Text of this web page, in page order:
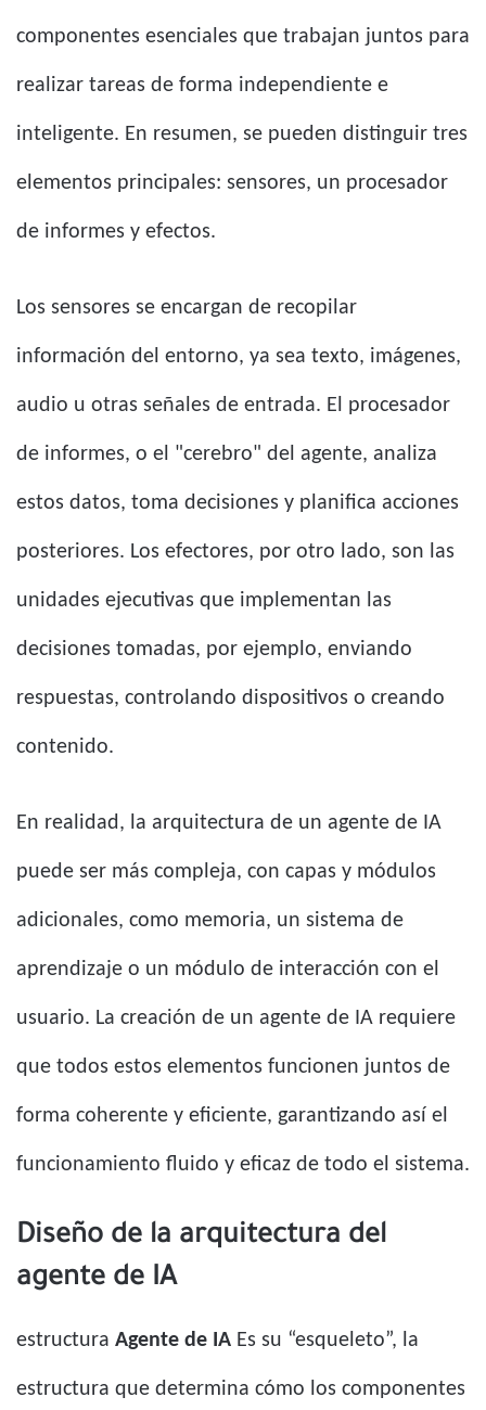
componentes esenciales que trabajan juntos para
realizar tareas de forma independiente e
inteligente. En resumen, se pueden distinguir tres
elementos principales: sensores, un procesador
de informes y efectos.
Los sensores se encargan de recopilar
información del entorno, ya sea texto, imágenes,
audio u otras señales de entrada. El procesador
de informes, o el "cerebro" del agente, analiza
estos datos, toma decisiones y planifica acciones
posteriores. Los efectores, por otro lado, son las
unidades ejecutivas que implementan las
decisiones tomadas, por ejemplo, enviando
respuestas, controlando dispositivos o creando
contenido.
En realidad, la arquitectura de un agente de IA
puede ser más compleja, con capas y módulos
adicionales, como memoria, un sistema de
aprendizaje o un módulo de interacción con el
usuario. La creación de un agente de IA requiere
que todos estos elementos funcionen juntos de
forma coherente y eficiente, garantizando así el
funcionamiento fluido y eficaz de todo el sistema.
Diseño de la arquitectura del
agente de IA
estructura Agente de IA Es su “esqueleto”, la
estructura que determina cómo los componentes